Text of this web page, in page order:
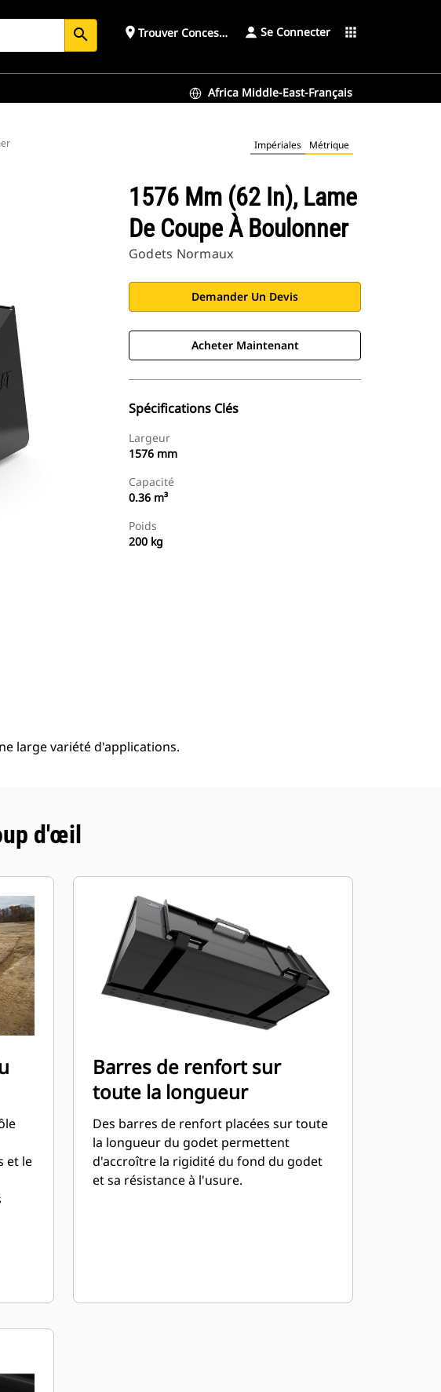
search place Trouver ConcessionnaireSe Connecter apps
Africa Middle-East-Français
Impériales Métrique
1576 Mm (62 In), Lame
De Coupe À Boulonner
Godets Normaux
Demander Un Devis
Acheter Maintenant
Spécifications Clés
Largeur
1576 mm
Capacité
0.36 m³
Poids
200 kg
large variété d'applications.
d'œil
et le
Barres de renfort sur
toute la longueur
Des barres de renfort placées sur toute
la longueur du godet permettent
d'accroître la rigidité du fond du godet
et sa résistance à l'usure.